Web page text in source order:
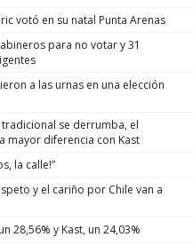
votó en su natal Punta Arenas
para no votar y 31
a las urnas en una elección
tradicional se derrumba, el
mayor diferencia con Kast
la calle!”
y el cariño por Chile van a
28,56% y Kast, un 24,03%